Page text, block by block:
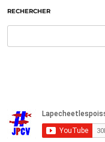
RECHERCHER